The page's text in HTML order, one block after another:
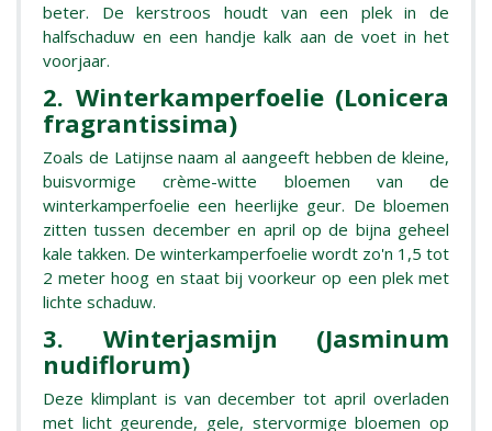
beter. De kerstroos houdt van een plek in de
halfschaduw en een handje kalk aan de voet in het
voorjaar.
2. Winterkamperfoelie (Lonicera
fragrantissima)
Zoals de Latijnse naam al aangeeft hebben de kleine,
buisvormige crème-witte bloemen van de
winterkamperfoelie een heerlijke geur. De bloemen
zitten tussen december en april op de bijna geheel
kale takken. De winterkamperfoelie wordt zo'n 1,5 tot
2 meter hoog en staat bij voorkeur op een plek met
lichte schaduw.
3. Winterjasmijn (Jasminum
nudiflorum)
Deze klimplant is van december tot april overladen
met licht geurende, gele, stervormige bloemen op